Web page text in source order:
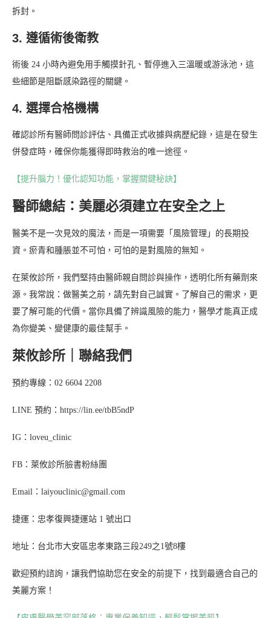
拆封。
3. 遵循術後衛教
術後 24 小時內避免用手觸摸針孔、暫停進入三溫暖或游泳池，這
些細節是阻斷感染路徑的關鍵。
4. 選擇合格機構
確認診所有醫師問診評估、具備正式收據與病歷紀錄，這是在發生
併發症時，確保你能獲得即時救治的唯一途徑。
【提升腦力！優化認知功能，掌握關鍵秘訣】
醫師總結：美麗必須建立在安全之上
醫美不是一次見效的魔法，而是一項需要「風險管理」的長期投
資。瘀青和腫脹並不可怕，可怕的是對風險的無知。
在萊攸診所，我們堅持由醫師親自問診與操作，透明化所有藥劑來
源。我常說：做醫美之前，請先對自己誠實。了解自己的需求，更
要了解可能的代價。當你具備了辨識風險的能力，醫學才能真正成
為你變美、變健康的最佳幫手。
萊攸診所｜聯絡我們
預約專線：02 6604 2208
LINE 預約：https://lin.ee/tbB5ndP
IG：loveu_clinic
FB：萊攸診所臉書粉絲團
Email：laiyouclinic@gmail.com
捷運：忠孝復興捷運站 1 號出口
地址：台北市大安區忠孝東路三段249之1號8樓
歡迎預約諮詢，讓我們協助您在安全的前提下，找到最適合自己的
美麗方案！